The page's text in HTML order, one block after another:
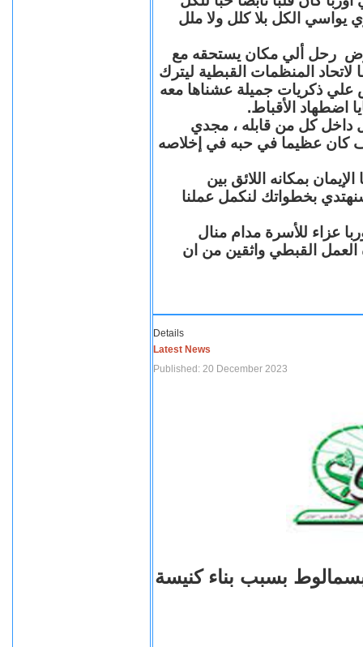
يواسي الكل بلا كلل ولا ملل
رحل ألي مكان يستحقه مع
المنظمات القبطية ليترك
علي ذكريات جميلة عشناها معه
اضطهاد الأقباط.
داخل كل من قابله ، مجدي
عظيما في حبه في إخلاصه
بمكانه اللائق بين
بخطواتك لنكمل عملنا
عزاء للأسرة مدام منال
العمل القبطي واثقين من ان
Details
Latest News
Published: 20 December 2023
بسبب بناء كنيسة